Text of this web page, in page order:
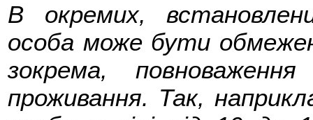
В окремих,
особа може бути
зокрема,
проживання. Так,